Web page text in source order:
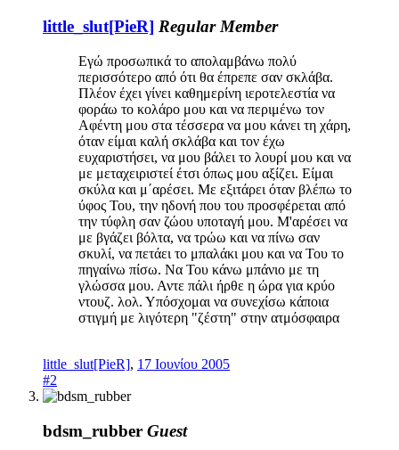
little_slut[PieR] Regular Member
Εγώ προσωπικά το απολαμβάνω πολύ
περισσότερο από ότι θα έπρεπε σαν σκλάβα.
Πλέον έχει γίνει καθημερίνη ιεροτελεστία να
φοράω το κολάρο μου και να περιμένω τον
Αφέντη μου στα τέσσερα να μου κάνει τη χάρη,
όταν είμαι καλή σκλάβα και τον έχω
ευχαριστήσει, να μου βάλει το λουρί μου και να
με μεταχειριστεί έτσι όπως μου αξίζει. Είμαι
σκύλα και μ΄αρέσει. Με εξιτάρει όταν βλέπω το
ύφος Του, την ηδονή που του προσφέρεται από
την τύφλη σαν ζώου υποταγή μου. Μ'αρέσει να
με βγάζει βόλτα, να τρώω και να πίνω σαν
σκυλί, να πετάει το μπαλάκι μου και να Του το
πηγαίνω πίσω. Να Του κάνω μπάνιο με τη
γλώσσα μου. Αντε πάλι ήρθε η ώρα για κρύο
ντουζ. λολ. Υπόσχομαι να συνεχίσω κάποια
στιγμή με λιγότερη "ζέστη" στην ατμόσφαιρα
little_slut[PieR], 17 Ιουνίου 2005
#2
bdsm_rubber Guest